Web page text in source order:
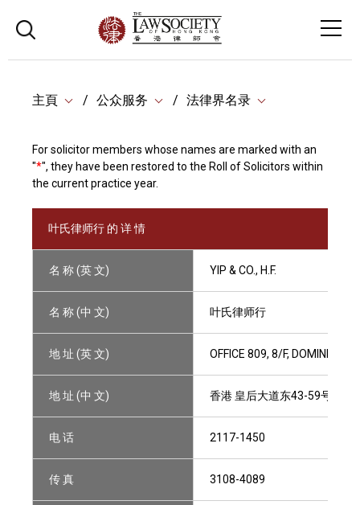
主頁 公众服务 法律界名录
For solicitor members whose names are marked with an
"*", they have been restored to the Roll of Solicitors within
the current practice year.
叶氏律师行 的 详 情
名 称 (英 文) YIP & CO., H.F.
名 称 (中 文) 叶氏律师行
地 址 (英 文) OFFICE 809, 8/F, DOMINION
地 址 (中 文) 香港 皇后大道东43-59号 东
电 话 2117-1450
传 真 3108-4089